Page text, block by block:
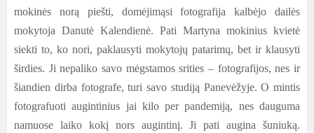
mokinės norą piešti, domėjimąsi fotografija kalbėjo dailės
mokytoja Danutė Kalendienė. Pati Martyna mokinius kvietė
siekti to, ko nori, paklausyti mokytojų patarimų, bet ir klausyti
širdies. Ji nepaliko savo mėgstamos srities – fotografijos, nes ir
šiandien dirba fotografe, turi savo studiją Panevėžyje. O mintis
fotografuoti augintinius jai kilo per pandemiją, nes dauguma
namuose laiko kokį nors augintinį. Ji pati augina šuniuką.